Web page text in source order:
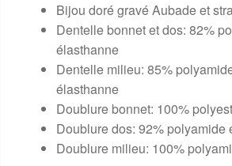
Bijou doré gravé Aubade et
Dentelle bonnet et dos: 82%
élasthanne
Dentelle milieu: 85%
élasthanne
Doublure bonnet: 100%
Doublure dos: 92% polyamide
Doublure milieu: 100%